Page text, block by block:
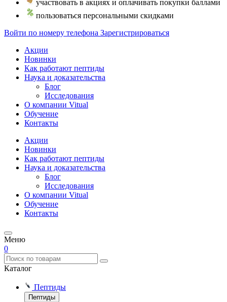
участвовать в акциях и оплачивать покупки баллами
пользоваться персональными скидками
Войти по номеру телефона Зарегистрироваться
Акции
Новинки
Как работают пептиды
Наука и доказательства
Блог
Исследования
О компании Vitual
Обучение
Контакты
Акции
Новинки
Как работают пептиды
Наука и доказательства
Блог
Исследования
О компании Vitual
Обучение
Контакты
Меню
0
Каталог
Пептиды
Пептиды